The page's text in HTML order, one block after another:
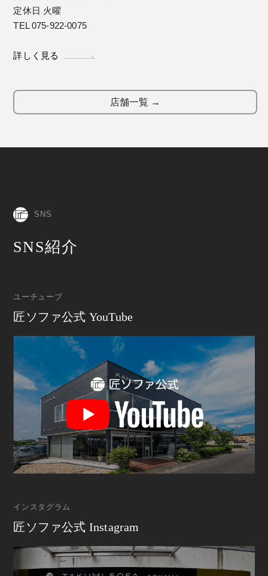
定休日 火曜
TEL 075-922-0075
詳しく見る
店舗一覧 →
SNS
SNS紹介
ユーチューブ
匠ソファ公式 YouTube
インスタグラム
匠ソファ公式 Instagram